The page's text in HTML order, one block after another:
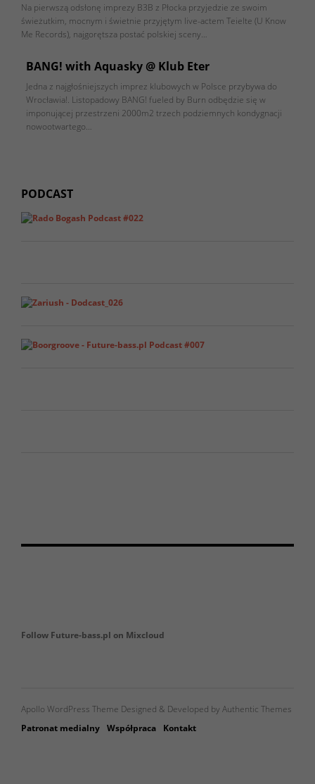
Na pierwszą odsłonę imprezy B3B z Płocka przyjedzie ze swoim
świeżutkim, mocnym i świetnie przyjętym live-actem Teielte (U Know
Me Records), najgorętsza postać polskiej sceny…
BANG! with Aquasky @ Klub Eter
Jedna z najgłośniejszych imprez klubowych w Polsce przybywa do
Wrocławia!. Listopadowy BANG! fueled by Burn odbędzie się w
imponującej przestrzeni 2000m2 trzech podziemnych kondygnacji
nowootwartego…
PODCAST
Follow Future-bass.pl on Mixcloud
Apollo WordPress Theme Designed & Developed by Authentic Themes
Patronat medialny Współpraca Kontakt